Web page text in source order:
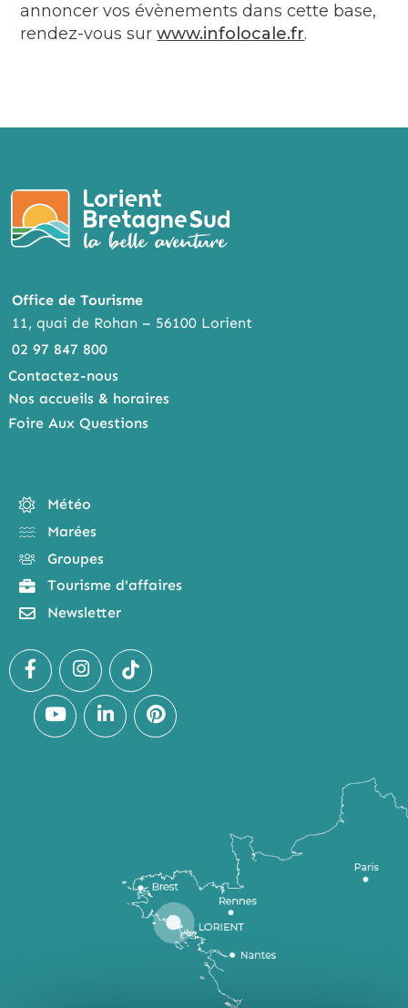
annoncer vos évènements dans cette base,
rendez-vous surwww.infolocale.fr.
Office de Tourisme
11, quai de Rohan – 56100 Lorient
02 97 847 800
Contactez-nous
Nos accueils & horaires
Foire Aux Questions
Météo
Marées
Groupes
Tourisme d'affaires
Newsletter